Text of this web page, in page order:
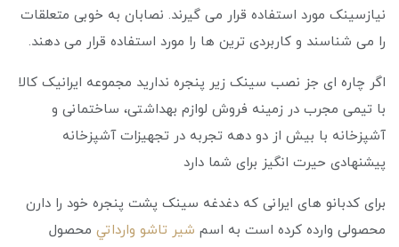
نیازسینک مورد استفاده قرار می گیرند. نصابان به خوبی متعلقات
را می شناسند و کاربردی ترین ها را مورد استفاده قرار می دهند.
اگر چاره ای جز نصب سینک زیر پنجره ندارید مجموعه ایرانیک کالا
با تیمی مجرب در زمینه فروش لوازم بهداشتی، ساختمانی و
آشپزخانه با بیش از دو دهه تجربه در تجهیزات آشپزخانه
پیشنهادی حیرت انگیز برای شما دارد
برای کدبانو های ایرانی که دغدغه سینک پشت پنجره خود را دارن
محصولی وارده کرده است به اسم شير تاشو وارداتي محصول